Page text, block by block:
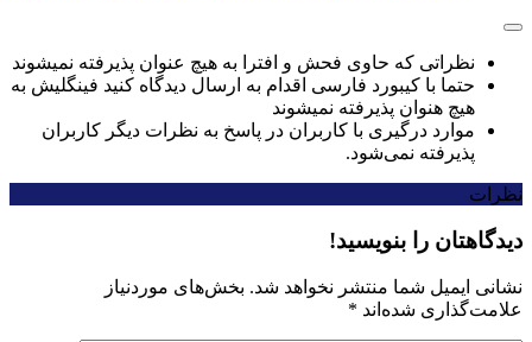
نظراتی که حاوی فحش و افترا به هیچ عنوان پذیرفته نمیشوند
حتما با کیبورد فارسی اقدام به ارسال دیدگاه کنید فینگلیش به
هیچ هنوان پذیرفته نمیشوند
موارد درگیری با کاربران در پاسخ به نظرات دیگر کاربران
پذیرفته نمی‌شود.
نظرات
دیدگاهتان را بنویسید!
نشانی ایمیل شما منتشر نخواهد شد. بخش‌های موردنیاز
علامت‌گذاری شده‌اند *